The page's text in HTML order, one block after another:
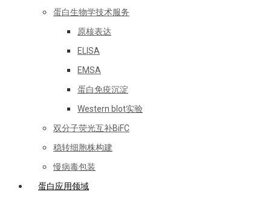
蛋白生物学技术服务
原核表达
ELISA
EMSA
蛋白免疫沉淀
Western blot实验
双分子荧光互补BiFC
稳转细胞株构建
慢病毒包装
蛋白应用领域